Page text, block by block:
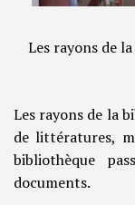
Les rayons de
Les rayons de la
de littératures,
bibliothèque
documents.